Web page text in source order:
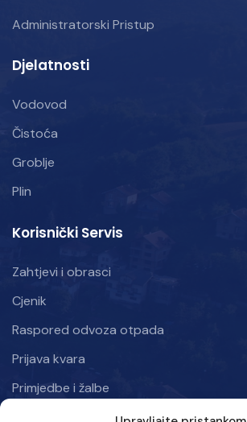
Administratorski Pristup
Djelatnosti
Vodovod
Čistoća
Groblje
Plin
Korisnički Servis
Zahtjevi i obrasci
Cjenik
Raspored odvoza otpada
Prijava kvara
Primjedbe i žalbe